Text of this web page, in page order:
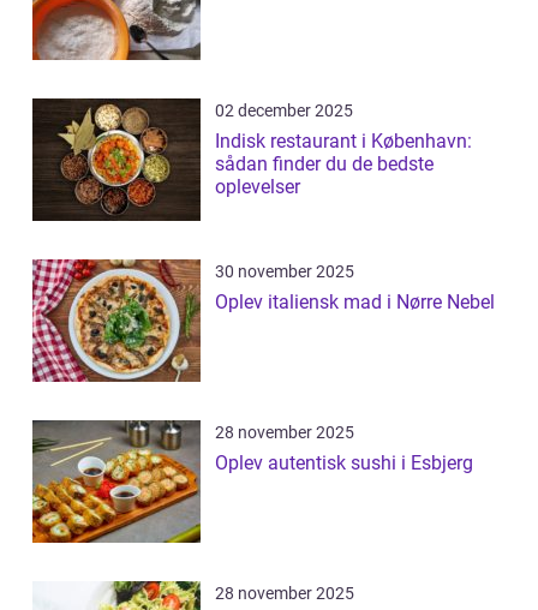
02 december 2025
Indisk restaurant i København:
sådan finder du de bedste
oplevelser
30 november 2025
Oplev italiensk mad i Nørre Nebel
28 november 2025
Oplev autentisk sushi i Esbjerg
28 november 2025